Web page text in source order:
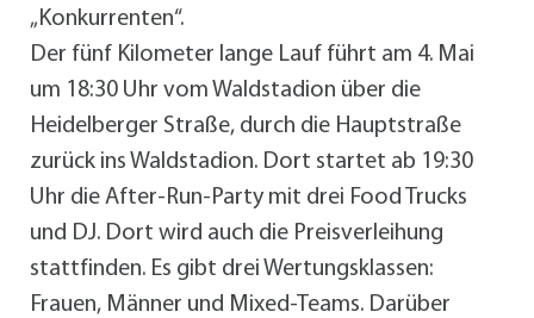
„Konkurrenten“.
Der fünf Kilometer lange Lauf führt am 4. Mai
um 18:30 Uhr vom Waldstadion über die
Heidelberger Straße, durch die Hauptstraße
zurück ins Waldstadion. Dort startet ab 19:30
Uhr die After-Run-Party mit drei Food Trucks
und DJ. Dort wird auch die Preisverleihung
stattfinden. Es gibt drei Wertungsklassen:
Frauen, Männer und Mixed-Teams. Darüber